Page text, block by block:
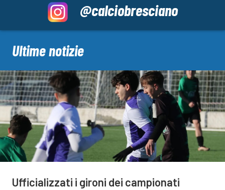
@calciobresciano
Ultime notizie
Ufficializzati i gironi dei campionati